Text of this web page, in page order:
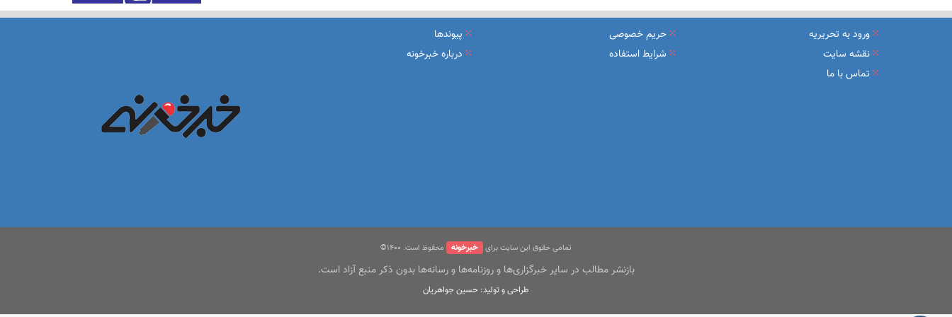
عقد تفاهم نامه عرضه محصول «مستمری مادام العمر ارس» بین شرکت بیمه باران و گروه صنعتی انتخاب
ورود به تحریریه
نقشه سایت
تماس با ما
حریم خصوصی
شرایط استفاده
پیوندها
درباره خبرخونه
تمامی حقوق این سایت برای خبرخونه محفوظ است. ۱400©
بازنشر مطالب در سایر خبرگزاری‌ها و روزنامه‌ها و رسانه‌ها بدون ذکر منبع آزاد است.
طراحی و تولید: حسین جواهریان